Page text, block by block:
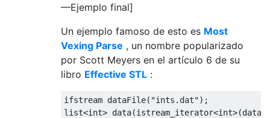
—Ejemplo final]
Un ejemplo famoso de esto es Most
Vexing Parse , un nombre popularizado
por Scott Meyers en el artículo 6 de su
libro Effective STL :
ifstream dataFile( "ints.dat");
list<int> data(istream_iterator<int>(